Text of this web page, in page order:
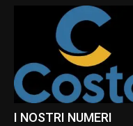
I NOSTRI NUMERI